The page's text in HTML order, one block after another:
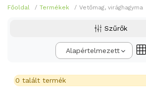
Főoldal Termékek Vetőmag, virághagyma
Szűrők
Alapértelmezett
0 talált termék